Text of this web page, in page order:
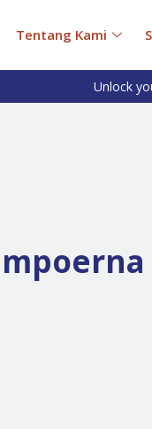
Tentang Kami
Unlock